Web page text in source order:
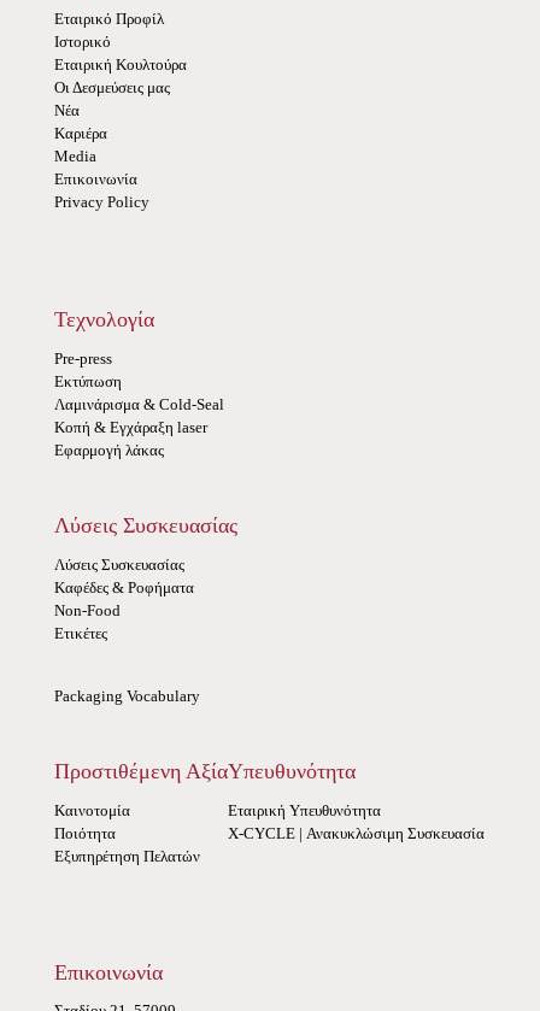
Εταιρικό Προφίλ
Ιστορικό
Εταιρική Κουλτούρα
Οι Δεσμεύσεις μας
Νέα
Καριέρα
Media
Επικοινωνία
Privacy Policy
Τεχνολογία
Pre-press
Εκτύπωση
Λαμινάρισμα & Cold-Seal
Κοπή & Εγχάραξη laser
Εφαρμογή λάκας
Λύσεις Συσκευασίας
Λύσεις Συσκευασίας
Καφέδες & Ροφήματα
Non-Food
Ετικέτες
Packaging Vocabulary
Προστιθέμενη Αξία
Καινοτομία
Ποιότητα
Εξυπηρέτηση Πελατών
Υπευθυνότητα
Εταιρική Υπευθυνότητα
X-CYCLE | Ανακυκλώσιμη Συσκευασία
Επικοινωνία